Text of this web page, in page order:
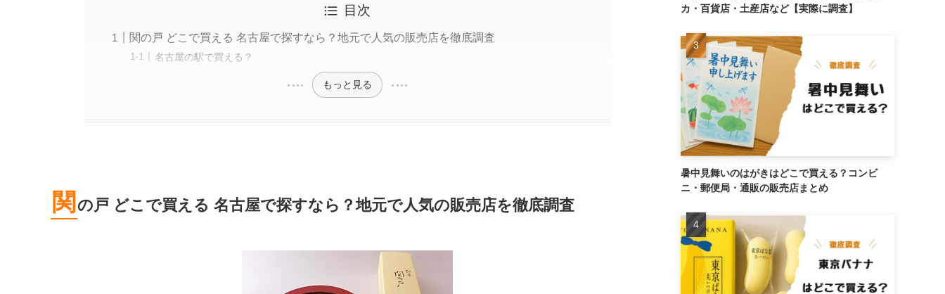
目次
関の戸 どこで買える 名古屋で探すなら？地元で人気の販売店を徹底調査
名古屋の駅で買える？
もっと見る
関 の戸 どこで買える 名古屋で探すなら？地元で人気の販売店を徹底調査
カ・百貨店・土産店など【実際に調査】
暑中見舞いのはがきはどこで買える？コンビ
ニ・郵便局・通販の販売店まとめ